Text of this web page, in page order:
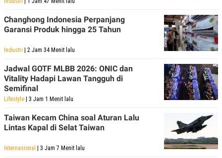
Changhong Indonesia Perpanjang
Garansi Produk hingga 25 Tahun
Industri | 2 Jam 34 Menit lalu
Jadwal GOTF MLBB 2026: ONIC dan
Vitality Hadapi Lawan Tangguh di
Semifinal
Lifestyle | 3 Jam 1 Menit lalu
Taiwan Kecam China soal Aturan Lalu
Lintas Kapal di Selat Taiwan
Internasional | 3 Jam 7 Menit lalu